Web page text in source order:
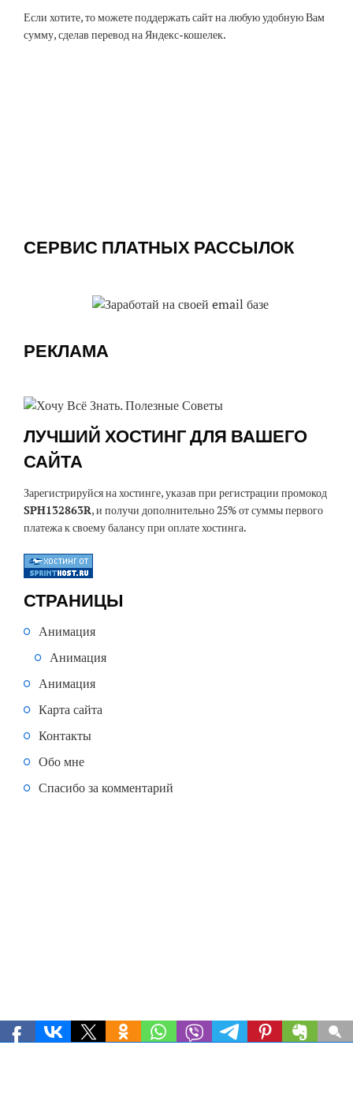
Если хотите, то можете поддержать сайт на любую удобную Вам
сумму, сделав перевод на Яндекс-кошелек.
СЕРВИС ПЛАТНЫХ РАССЫЛОК
РЕКЛАМА
ЛУЧШИЙ ХОСТИНГ ДЛЯ ВАШЕГО
САЙТА
Зарегистрируйся на хостинге, указав при регистрации промокод
SPH132863R, и получи дополнительно 25% от суммы первого
платежа к своему балансу при оплате хостинга.
СТРАНИЦЫ
Анимация
Анимация
Анимация
Карта сайта
Контакты
Обо мне
Спасибо за комментарий